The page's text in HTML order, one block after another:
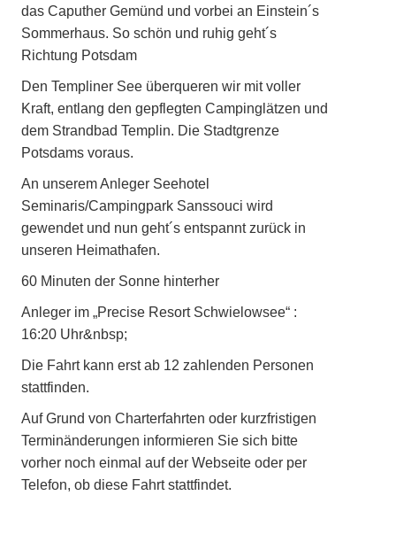
das Caputher Gemünd und vorbei an Einstein´s
Sommerhaus. So schön und ruhig geht´s
Richtung Potsdam
Den Templiner See überqueren wir mit voller
Kraft, entlang den gepflegten Campinglätzen und
dem Strandbad Templin. Die Stadtgrenze
Potsdams voraus.
An unserem Anleger Seehotel
Seminaris/Campingpark Sanssouci wird
gewendet und nun geht´s entspannt zurück in
unseren Heimathafen.
60 Minuten der Sonne hinterher
Anleger im „Precise Resort Schwielowsee“ :
16:20 Uhr&nbsp;
Die Fahrt kann erst ab 12 zahlenden Personen
stattfinden.
Auf Grund von Charterfahrten oder kurzfristigen
Terminänderungen informieren Sie sich bitte
vorher noch einmal auf der Webseite oder per
Telefon, ob diese Fahrt stattfindet.